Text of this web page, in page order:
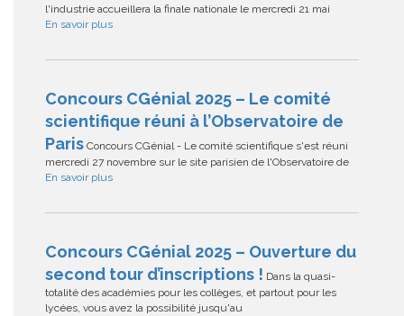
l'industrie accueillera la finale nationale le mercredi 21 mai
En savoir plus
Concours CGénial 2025 – Le comité
scientifique réuni à l’Observatoire de
Paris Concours CGénial - Le comité scientifique s'est réuni
mercredi 27 novembre sur le site parisien de l'Observatoire de
En savoir plus
Concours CGénial 2025 – Ouverture du
second tour d’inscriptions ! Dans la quasi-
totalité des académies pour les collèges, et partout pour les
lycées, vous avez la possibilité jusqu'au